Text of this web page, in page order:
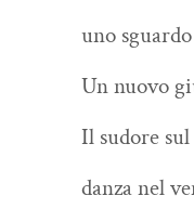
uno
Un nuo­vo
Il sudore
dan­za nel